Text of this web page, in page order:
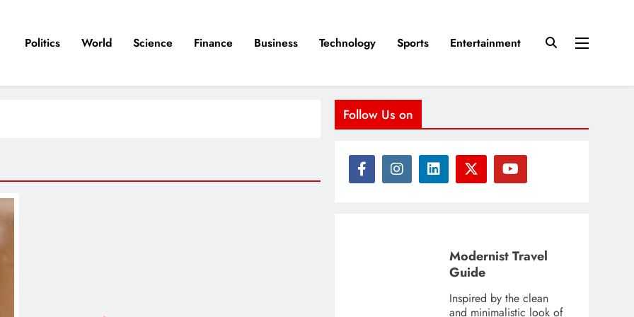
Politics World Science Finance Business Technology Sports Entertainment
Follow Us on
Modernist Travel
Guide
Inspired by the clean
and minimalistic look of